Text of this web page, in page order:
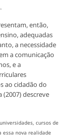
então,
adequadas
a necessidade
a comunicação
e a
ao cidadão do
descreve
cursos de
essa nova realidade